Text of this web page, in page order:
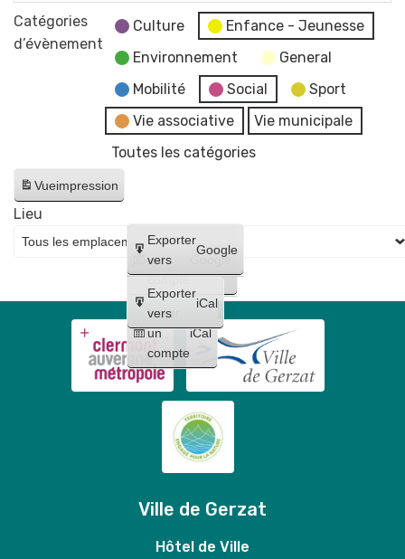
Catégories
d’évènement
Culture
Enfance - Jeunesse
Environnement
General
Mobilité
Social
Sport
Vie associative
Vie municipale
Toutes les catégories
Vueimpression
Créer
un
compte
Google
Créer
un
compte
iCal
Exporter
vers
Google
Exporter
vers
iCal
Lieu
Ville de Gerzat
Hôtel de Ville